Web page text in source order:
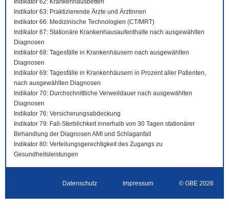
Indikator 62: Krankenhausbetten
Indikator 63: Praktizierende Ärzte und Ärztinnen
Indikator 66: Medizinische Technologien (CT/MRT)
Indikator 67: Stationäre Krankenhausaufenthalte nach ausgewählten
Diagnosen
Indikator 68: Tagesfälle in Krankenhäusern nach ausgewählten
Diagnosen
Indikator 69: Tagesfälle in Krankenhäusern in Prozent aller Patienten,
nach ausgewählten Diagnosen
Indikator 70: Durchschnittliche Verweildauer nach ausgewählten
Diagnosen
Indikator 76: Versicherungsabdeckung
Indikator 79: Fall-Sterblichkeit innerhalb von 30 Tagen stationärer
Behandlung der Diagnosen AMI und Schlaganfall
Indikator 80: Verteilungsgerechtigkeit des Zugangs zu
Gesundheitsleistungen
Datenschutz Impressum © GBE 2026